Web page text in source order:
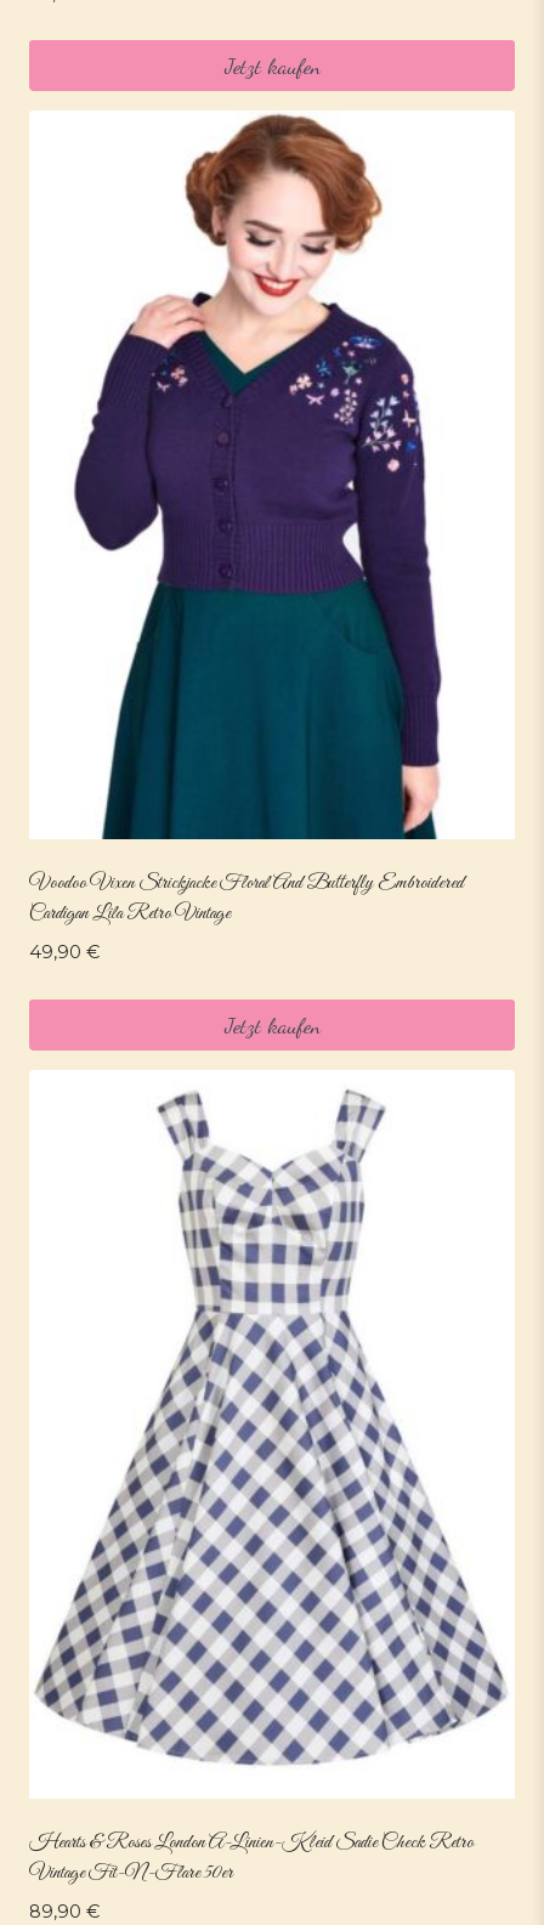
Jetzt kaufen
Voodoo Vixen Strickjacke Floral And Butterfly Embroidered
Cardigan Lila Retro Vintage
49,90 €
Jetzt kaufen
Hearts & Roses London A-Linien-Kleid Sadie Check Retro
Vintage Fit-N-Flare 50er
89,90 €